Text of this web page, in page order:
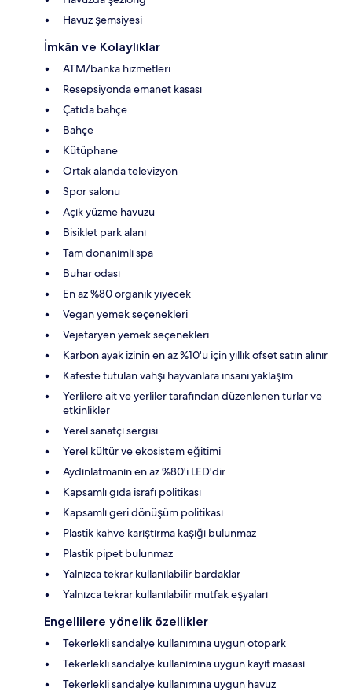
Havuz şemsiyesi
İmkân ve Kolaylıklar
ATM/banka hizmetleri
Resepsiyonda emanet kasası
Çatıda bahçe
Bahçe
Kütüphane
Ortak alanda televizyon
Spor salonu
Açık yüzme havuzu
Bisiklet park alanı
Tam donanımlı spa
Buhar odası
En az %80 organik yiyecek
Vegan yemek seçenekleri
Vejetaryen yemek seçenekleri
Karbon ayak izinin en az %10'u için yıllık ofset satın alınır
Kafeste tutulan vahşi hayvanlara insani yaklaşım
Yerlilere ait ve yerliler tarafından düzenlenen turlar ve
etkinlikler
Yerel sanatçı sergisi
Yerel kültür ve ekosistem eğitimi
Aydınlatmanın en az %80'i LED'dir
Kapsamlı gıda israfı politikası
Kapsamlı geri dönüşüm politikası
Plastik kahve karıştırma kaşığı bulunmaz
Plastik pipet bulunmaz
Yalnızca tekrar kullanılabilir bardaklar
Yalnızca tekrar kullanılabilir mutfak eşyaları
Engellilere yönelik özellikler
Tekerlekli sandalye kullanımına uygun otopark
Tekerlekli sandalye kullanımına uygun kayıt masası
Tekerlekli sandalye kullanımına uygun havuz